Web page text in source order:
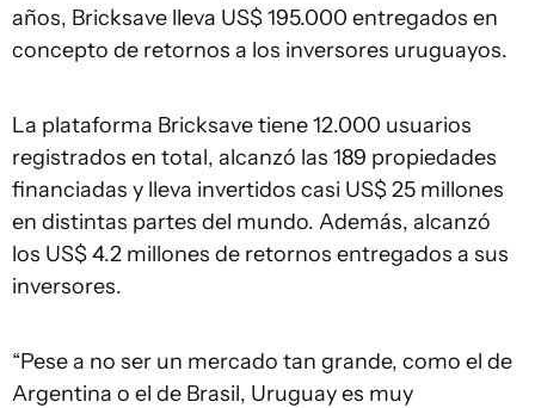
años, Bricksave lleva US$ 195.000 entregados en
concepto de retornos a los inversores uruguayos.
La plataforma Bricksave tiene 12.000 usuarios
registrados en total, alcanzó las 189 propiedades
financiadas y lleva invertidos casi US$ 25 millones
en distintas partes del mundo. Además, alcanzó
los US$ 4.2 millones de retornos entregados a sus
inversores.
“Pese a no ser un mercado tan grande, como el de
Argentina o el de Brasil, Uruguay es muy